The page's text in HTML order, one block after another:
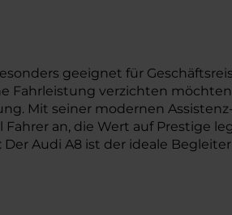
geeignet für
Fahrleistung verzichten
Mit seiner modernen
an, die Wert auf Prestige
Audi A8 ist der ideale Begleiter